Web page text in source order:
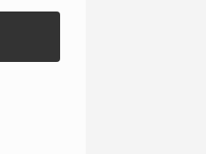
曜10:00 〜 19:00 ( 土日祝定休 )